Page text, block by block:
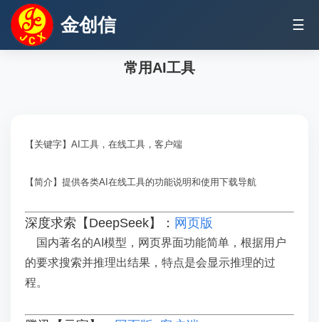
金创信 ☰
常用AI工具
【关键字】AI工具，在线工具，客户端
【简介】提供各类AI在线工具的功能说明和使用下载导航
深度求索【DeepSeek】： 网页版
国内著名的AI模型，网页界面功能简单，根据用户
的要求搜索并推理出结果，特点是会显示推理的过
程。